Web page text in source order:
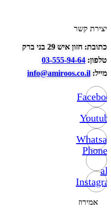
יצירת קשר
כתובת: חזון איש 29 בני ברק
טלפון: 03-555-94-64
מייל: info@amiroos.co.il
Phone-
alt
אמירוז